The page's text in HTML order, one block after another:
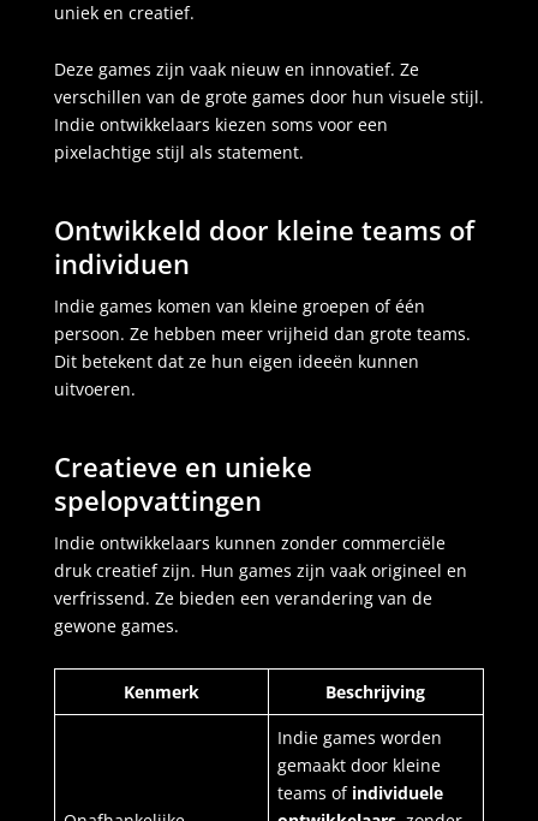
uniek en creatief.
Deze games zijn vaak nieuw en innovatief. Ze
verschillen van de grote games door hun visuele stijl.
Indie ontwikkelaars kiezen soms voor een
pixelachtige stijl als statement.
Ontwikkeld door kleine teams of
individuen
Indie games komen van kleine groepen of één
persoon. Ze hebben meer vrijheid dan grote teams.
Dit betekent dat ze hun eigen ideeën kunnen
uitvoeren.
Creatieve en unieke
spelopvattingen
Indie ontwikkelaars kunnen zonder commerciële
druk creatief zijn. Hun games zijn vaak origineel en
verfrissend. Ze bieden een verandering van de
gewone games.
Kenmerk Beschrijving
Indie games worden
gemaakt door kleine
teams of individuele